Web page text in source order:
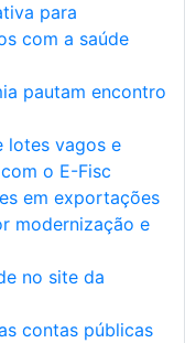
para
com a saúde
pautam encontro
lotes vagos e
o E-Fisc
em exportações
modernização e
no site da
contas públicas